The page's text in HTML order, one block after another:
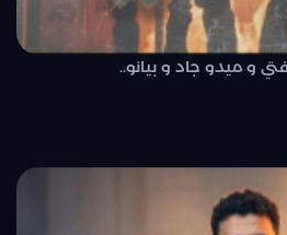
و ميدو جاد و بيانو..